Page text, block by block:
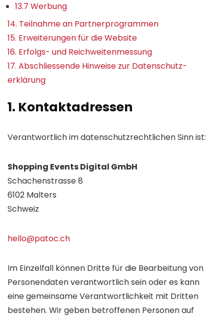
13.7 Werbung
14. Teilnahme an Partner­programmen
15. Erweiterungen für die Website
16. Erfolgs- und Reichweiten­messung
17. Abschliessende Hinweise zur Daten­schutz­
erklärung
1. Kontakt­adressen
Verantwortlich im daten­schutz­rechtlichen Sinn ist:
Shopping Events Digital GmbH
Schachenstrasse 8
6102 Malters
Schweiz
hello@patoc.ch
Im Einzel­fall können Dritte für die Bearbeitung von
Personen­daten verantwortlich sein oder es kann
eine gemeinsame Verant­wortlich­keit mit Dritten
bestehen. Wir geben betroffenen Personen auf